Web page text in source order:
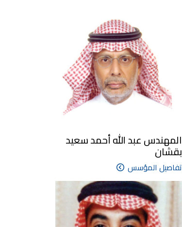
المهندس عبد الله أحمد سعيد
بقشان
تفاصيل المؤسس